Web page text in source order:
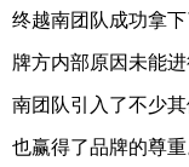
终越南团队成功拿
牌方内部原因未能
南团队引入了不少
也赢得了品牌的尊重